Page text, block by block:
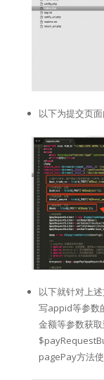
以下为提交页
以下就针对上
写appid等参数
金额等参数获
pagePay方法使